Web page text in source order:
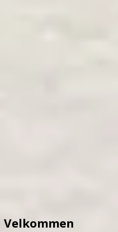
Velkommen